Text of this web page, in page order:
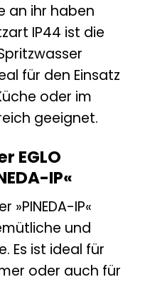
an ihr haben
IP44 ist die
für den Einsatz
oder im
geeignet.
EGLO
IP«
IP«
und
Es ist ideal für
oder auch für